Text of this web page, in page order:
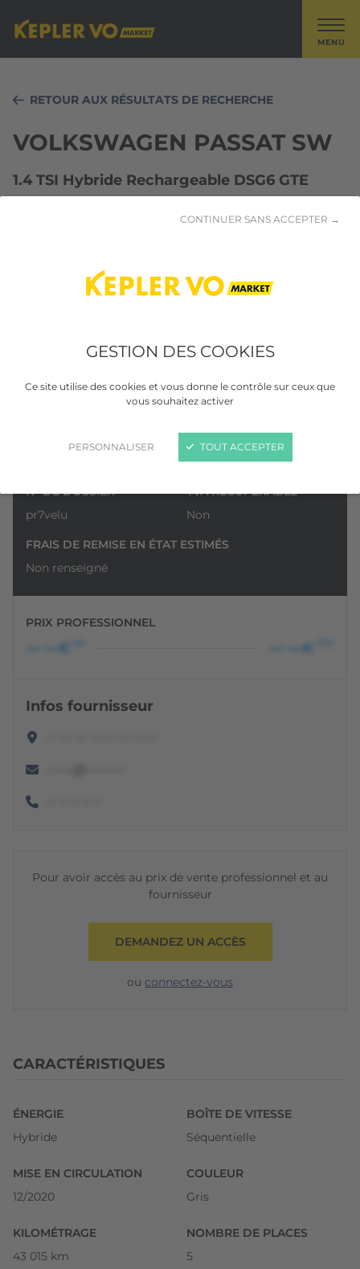
GESTION DES COOKIES
Ce site utilise des cookies et vous donne le contrôle sur ceux que
vous souhaitez activer
PERSONNALISER
CONTINUER SANS ACCEPTER →
TOUT ACCEPTER
MENU
RETOUR AUX RÉSULTATS DE RECHERCHE
VOLKSWAGEN PASSAT SW
1.4 TSI Hybride Rechargeable DSG6 GTE
N° DE DOSSIER
pr7velu
TVA RÉCUPÉRABLE
Non
FRAIS DE REMISE EN ÉTAT ESTIMÉS
Non renseigné
PRIX PROFESSIONNEL
••• •••€ ••• •••€
Infos fournisseur
Pour avoir accès au prix de vente professionnel et au
fournisseur
DEMANDEZ UN ACCÈS
ou connectez-vous
CARACTÉRISTIQUES
ÉNERGIE
Hybride
BOÎTE DE VITESSE
Séquentielle
MISE EN CIRCULATION
12/2020
COULEUR
Gris
KILOMÉTRAGE
43 015 km
NOMBRE DE PLACES
5